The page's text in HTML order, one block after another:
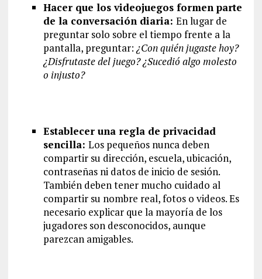
Hacer que los videojuegos formen parte
de la conversación diaria: En lugar de
preguntar solo sobre el tiempo frente a la
pantalla, preguntar: ¿Con quién jugaste hoy?
¿Disfrutaste del juego? ¿Sucedió algo molesto
o injusto?
Establecer una regla de privacidad
sencilla: Los pequeños nunca deben
compartir su dirección, escuela, ubicación,
contraseñas ni datos de inicio de sesión.
También deben tener mucho cuidado al
compartir su nombre real, fotos o videos. Es
necesario explicar que la mayoría de los
jugadores son desconocidos, aunque
parezcan amigables.